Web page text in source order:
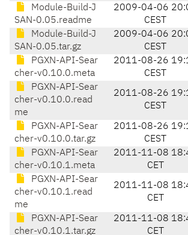
Module-Build-J
SAN-0.05.readme
2009-04-06
CEST
Module-Build-J
SAN-0.05.tar.gz
2009-04-06
CEST
PGXN-API-Sear
cher-v0.10.0.meta
2011-08-26
CEST
PGXN-API-Sear
cher-v0.10.0.read
me
2011-08-26
CEST
PGXN-API-Sear
cher-v0.10.0.tar.gz
2011-08-26
CEST
PGXN-API-Sear
cher-v0.10.1.meta
2011-11-08
CET
PGXN-API-Sear
cher-v0.10.1.read
me
2011-11-08
CET
PGXN-API-Sear
cher-v0.10.1.tar.gz
2011-11-08
CET